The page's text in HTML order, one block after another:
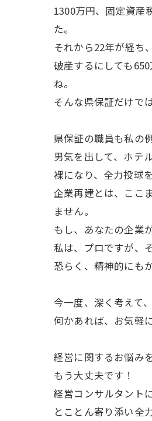
1300万円、固定資産
た。
それから22年が経ち
破産するにしても
ね。
そんな県保証だけで
県保証の職員も私の
男気を出して、ホテ
裸になり、全力投球
企業再建とは、ここ
ません。
もし、あなたの企業
私は、プロですが、
恐らく、精神的にも
今一度、深く考えて
何かあれば、お気軽
経営に関するお悩み
もう大丈夫です！
経営コンサルタント
とことん寄り添い全